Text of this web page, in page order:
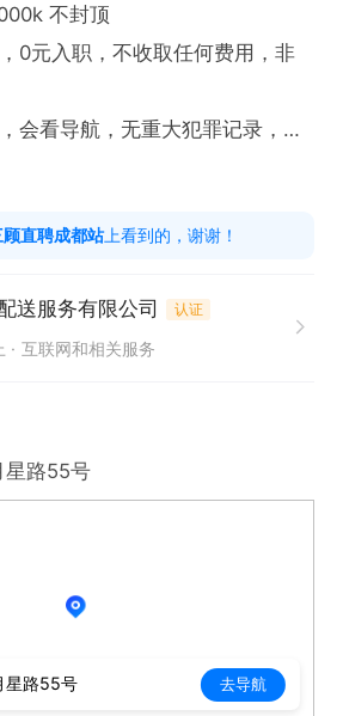
不封顶
0元入职，不收取任何费用，非
会看导航，无重大犯罪记录，不
17:00-21:00 午休三小时
里以内
内就近安排！!
顾直聘成都站上看到的，谢谢！
送服务有限公司 认证
互联网和相关服务
星路55号
星路55号 去导航